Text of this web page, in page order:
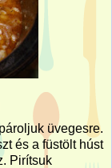
üvegesre.
és a füstölt húst
Pirítsuk